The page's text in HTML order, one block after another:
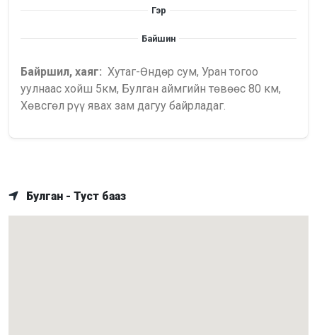
Гэр
Байшин
Байршил, хаяг: Хутаг-Өндөр сум, Уран тогоо
уулнаас хойш 5км, Булган аймгийн төвөөс 80 км,
Хөвсгөл рүү явах зам дагуу байрладаг.
Булган - Туст бааз